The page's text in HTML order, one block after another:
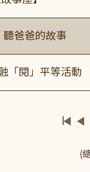
聽爸爸的故事
「閱」平等活動
(